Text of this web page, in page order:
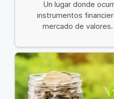
Un lugar donde
instrumentos
mercado de